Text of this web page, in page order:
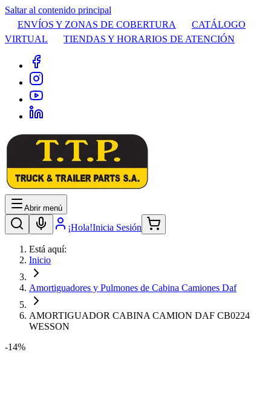
Saltar al contenido principal
ENVÍOS Y ZONAS DE COBERTURA
CATÁLOGO
VIRTUAL
TIENDAS Y HORARIOS DE ATENCIÓN
Abrir menú
¡Hola!Inicia Sesión
Está aquí:
Inicio
Amortiguadores y Pulmones de Cabina Camiones Daf
AMORTIGUADOR CABINA CAMION DAF CB0224
WESSON
-14%